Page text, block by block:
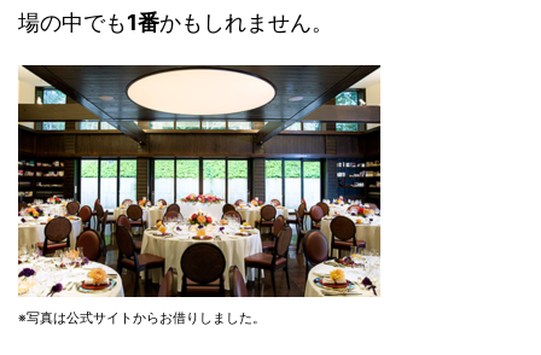
場の中でも1番かもしれません。
※写真は公式サイトからお借りしました。